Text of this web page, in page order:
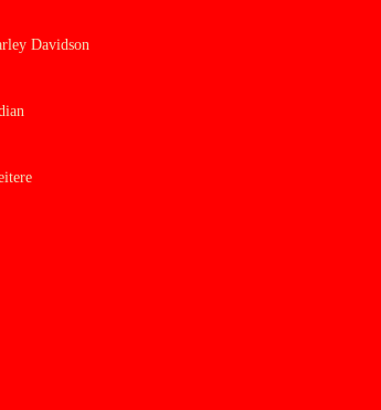
Davidson